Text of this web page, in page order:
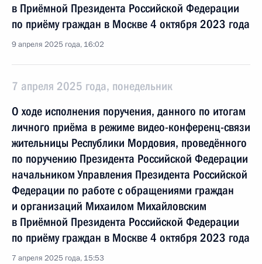
в Приёмной Президента Российской Федерации
по приёму граждан в Москве 4 октября 2023 года
9 апреля 2025 года, 16:02
7 апреля 2025 года, понедельник
О ходе исполнения поручения, данного по итогам
личного приёма в режиме видео-конференц-связи
жительницы Республики Мордовия, проведённого
по поручению Президента Российской Федерации
начальником Управления Президента Российской
Федерации по работе с обращениями граждан
и организаций Михаилом Михайловским
в Приёмной Президента Российской Федерации
по приёму граждан в Москве 4 октября 2023 года
7 апреля 2025 года, 15:53